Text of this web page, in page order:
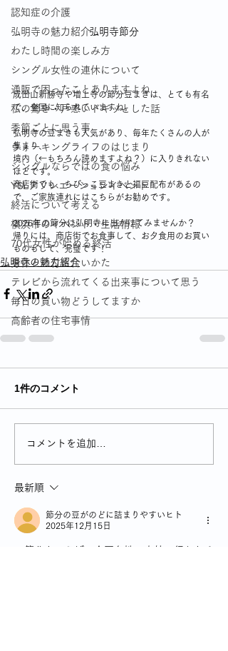
認知症の介護
弘明寺の魅力紹介
わたし時間の楽しみ方
シングル女性の連休について
通販で困ったことありますよね
私の驚き・戸惑いドキッとした話
季節ごとに思う事
ウォーキングライフのはじまり
シングルならではの食の悩み
YSLアソシエーションイベント
終活について考える
横浜市のイベント・生活情報
70代女性が始める終活
身体との付き合いかた
テレビから流れてくる出来事について思う
毎日の買い物どうしてますか
高齢者の住宅事情
弘明寺節分
成田山新勝寺や増上寺の節分豆まきは、とても有名
で、全国に知られていますね。
弘明寺の豆まきも人気があり、毎年たくさんの人が
集まり、
境内（←もちろん読めますよね？）に入りきれない
ほどです。
商店街でも、ちびっこ豆まきと福豆配布があるの
で、ご家族連れにはこちらがお勧めです。
2026年の節分は弘明寺に出かけてみませんか？
帰りには、商店街でお食事して、お夕食用のお買い
ものもして、完璧です！
弘明寺の魅力紹介
1件のコメント
コメントを追加…
最新順
節分の豆がのどに詰まりやすいヒト
2025年12月15日
節分といえば、全国各地の寺社で行われる